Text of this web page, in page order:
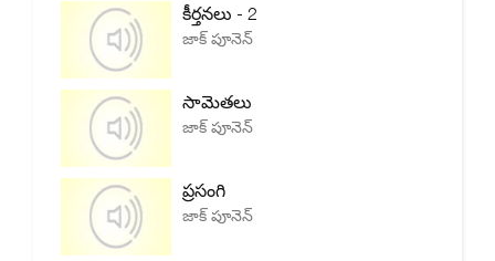
కీర్తనలు - 2
జాక్ పూనెన్
సామెతలు
జాక్ పూనెన్
ప్రసంగి
జాక్ పూనెన్